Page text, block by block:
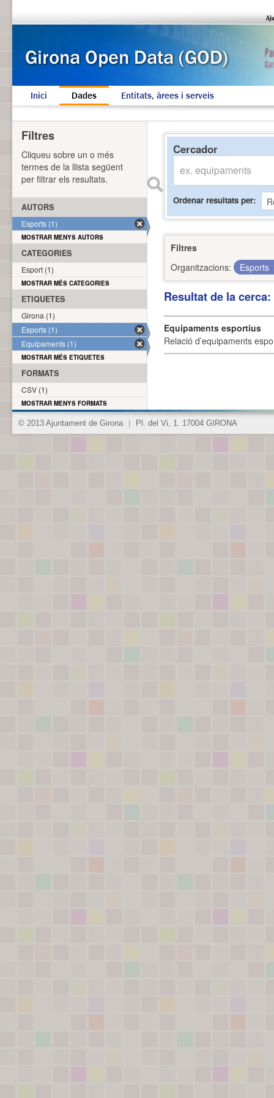
Inici Dades Entitats, àrees i serveis
Cercador
Ordenar resultats per
Filtres
Organitzacions:
Esports
Resultat de la
Equipaments esportius
Relació d’equipaments
Filtres
Cliqueu sobre un o més
termes de la llista següent
per filtrar els resultats.
AUTORS
Esports (1)
MOSTRAR MENYS AUTORS
CATEGORIES
Esport (1)
MOSTRAR MÉS CATEGORIES
ETIQUETES
Girona (1)
Esports (1)
Equipaments (1)
MOSTRAR MÉS ETIQUETES
FORMATS
CSV (1)
MOSTRAR MENYS FORMATS
© 2013 Ajuntament de Girona Pl. del Vi, 1. 17004 GIRONA